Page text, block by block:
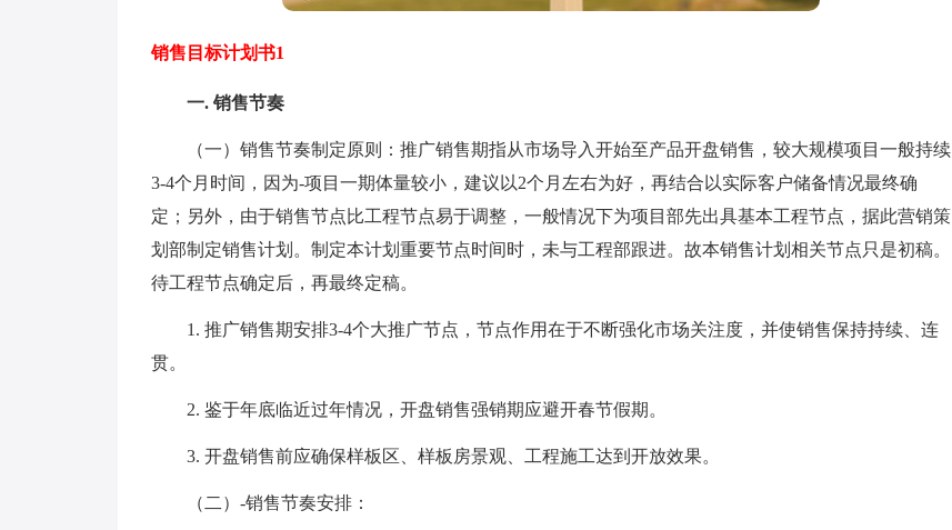
销售目标计划书1
一. 销售节奏
（一）销售节奏制定原则：推广销售期指从市场导入开始至产品开盘销售，较大规模项目一般持续
3-4个月时间，因为-项目一期体量较小，建议以2个月左右为好，再结合以实际客户储备情况最终确
定；另外，由于销售节点比工程节点易于调整，一般情况下为项目部先出具基本工程节点，据此营销策
划部制定销售计划。制定本计划重要节点时间时，未与工程部跟进。故本销售计划相关节点只是初稿。
待工程节点确定后，再最终定稿。
1. 推广销售期安排3-4个大推广节点，节点作用在于不断强化市场关注度，并使销售保持持续、连
贯。
2. 鉴于年底临近过年情况，开盘销售强销期应避开春节假期。
3. 开盘销售前应确保样板区、样板房景观、工程施工达到开放效果。
（二）-销售节奏安排：